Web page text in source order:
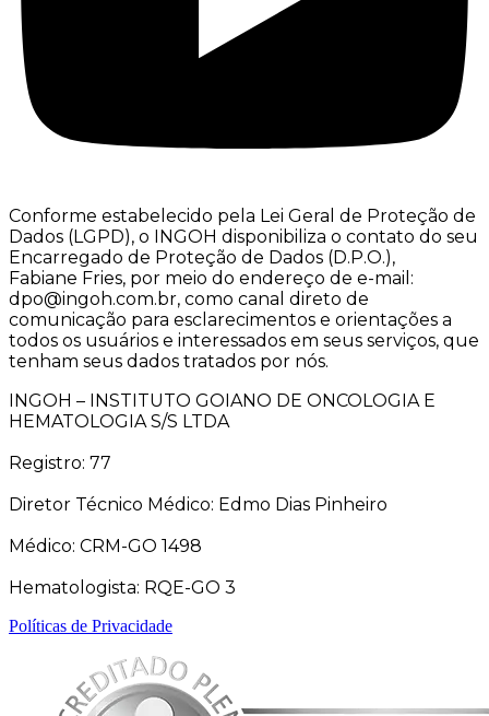
Conforme estabelecido pela Lei Geral de Proteção de
Dados (LGPD), o INGOH disponibiliza o contato do seu
Encarregado de Proteção de Dados (D.P.O.),
Fabiane Fries, por meio do endereço de e-mail:
dpo@ingoh.com.br, como canal direto de
comunicação para esclarecimentos e orientações a
todos os usuários e interessados em seus serviços, que
tenham seus dados tratados por nós.
INGOH – INSTITUTO GOIANO DE ONCOLOGIA E
HEMATOLOGIA S/S LTDA
Registro: 77
Diretor Técnico Médico: Edmo Dias Pinheiro
Médico: CRM-GO 1498
Hematologista: RQE-GO 3
Políticas de Privacidade